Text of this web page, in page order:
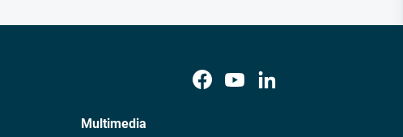
Multimedia